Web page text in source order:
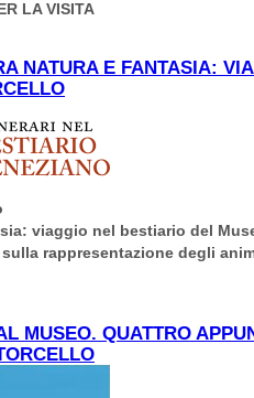
LA VISITA
NATURA E FANTASIA:
viaggio nel bestiario del
rappresentazione degli
MUSEO. QUATTRO